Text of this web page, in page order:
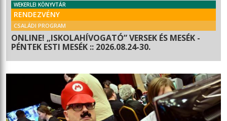
WEKERLEI KÖNYVTÁR
RENDEZVÉNY
CSALÁDI PROGRAM
ONLINE! „ISKOLAHÍVOGATÓ” VERSEK ÉS MESÉK -
PÉNTEK ESTI MESÉK :: 2026.08.24-30.